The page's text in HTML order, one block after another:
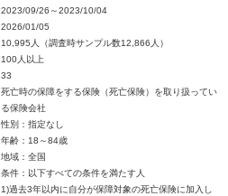
2023/09/26～2023/10/04
2026/01/05
10,995人（調査時サンプル数12,866人）
100人以上
33
死亡時の保障をする保険（死亡保険）を取り扱ってい
る保険会社
性別：指定なし
年齢：18～84歳
地域：全国
条件：以下すべての条件を満たす人
1)過去3年以内に自分が保障対象の死亡保険に加入し